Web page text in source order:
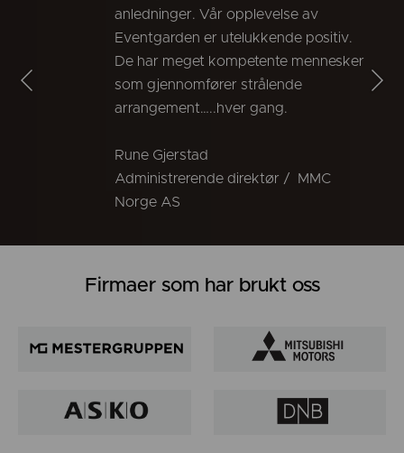
anledninger. Vår opplevelse av
Eventgarden er utelukkende positiv.
De har meget kompetente mennesker
som gjennomfører strålende
arrangement…..hver gang.
Rune Gjerstad
Administrerende direktør / MMC
Norge AS
Firmaer som har brukt oss